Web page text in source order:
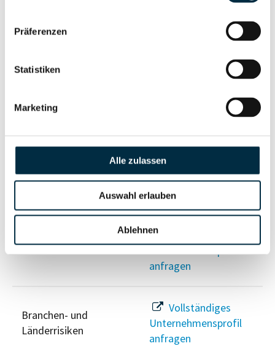
Präferenzen
Statistiken
Marketing
Alle zulassen
Auswahl erlauben
Ablehnen
Wirtschaftlich
Vollständiges
Sanktionslistenstatus
Unternehmensprofil
anfragen
Insolvenzinformationen
anfragen
Branchen- und
Länderrisiken
Vollständiges
Unternehmensprofil
anfragen